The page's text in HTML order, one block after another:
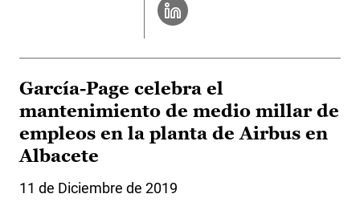
García-Page celebra el
mantenimiento de medio millar de
empleos en la planta de Airbus en
Albacete
11 de Diciembre de 2019